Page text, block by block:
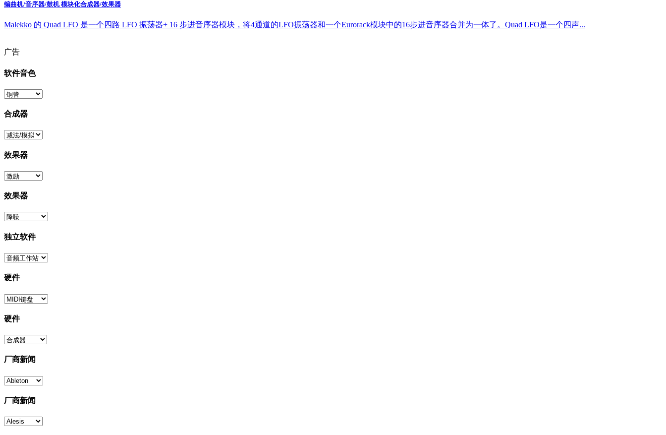
编曲机/音序器/鼓机 模块化合成器/效果器
Malekko 的 Quad LFO 是一个四路 LFO 振荡器+ 16 步进音序器模块，将4通道的LFO振荡器和一个Eurorack模块中的16步进音序器合并为一体了。Quad LFO是一个四声...
广告
软件音色
合成器
效果器
效果器
独立软件
硬件
硬件
厂商新闻
厂商新闻